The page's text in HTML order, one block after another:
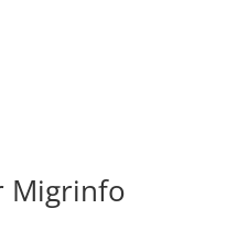
Migrinfo